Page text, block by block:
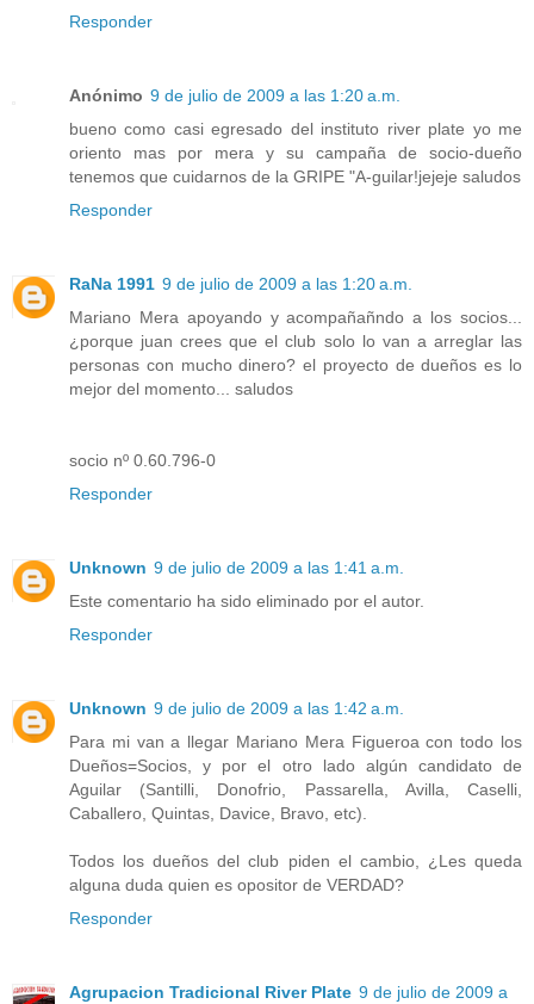
Responder
Anónimo 9 de julio de 2009 a las 1:20 a.m.
bueno como casi egresado del instituto river plate yo me
oriento mas por mera y su campaña de socio-dueño
tenemos que cuidarnos de la GRIPE "A-guilar!jejeje saludos
Responder
RaNa 1991 9 de julio de 2009 a las 1:20 a.m.
Mariano Mera apoyando y acompañañndo a los socios...
¿porque juan crees que el club solo lo van a arreglar las
personas con mucho dinero? el proyecto de dueños es lo
mejor del momento... saludos
socio nº 0.60.796-0
Responder
Unknown 9 de julio de 2009 a las 1:41 a.m.
Este comentario ha sido eliminado por el autor.
Responder
Unknown 9 de julio de 2009 a las 1:42 a.m.
Para mi van a llegar Mariano Mera Figueroa con todo los
Dueños=Socios, y por el otro lado algún candidato de
Aguilar (Santilli, Donofrio, Passarella, Avilla, Caselli,
Caballero, Quintas, Davice, Bravo, etc).
Todos los dueños del club piden el cambio, ¿Les queda
alguna duda quien es opositor de VERDAD?
Responder
Agrupacion Tradicional River Plate 9 de julio de 2009 a